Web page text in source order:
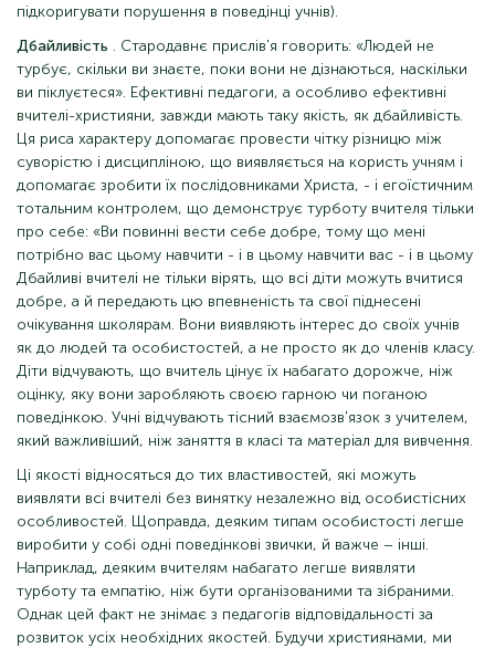
підкоригувати порушення в поведінці учнів).
Дбайливість . Стародавнє прислів'я говорить: «Людей не
турбує, скільки ви знаєте, поки вони не дізнаються, наскільки
ви піклуєтеся». Ефективні педагоги, а особливо ефективні
вчителі-християни, завжди мають таку якість, як дбайливість.
Ця риса характеру допомагає провести чітку різницю між
суворістю і дисципліною, що виявляється на користь учням і
допомагає зробити їх послідовниками Христа, - і егоїстичним
тотальним контролем, що демонструє турботу вчителя тільки
про себе: «Ви повинні вести себе добре, тому що мені
потрібно вас цьому навчити - і в цьому навчити вас - і в цьому
Дбайливі вчителі не тільки вірять, що всі діти можуть вчитися
добре, а й передають цю впевненість та свої піднесені
очікування школярам. Вони виявляють інтерес до своїх учнів
як до людей та особистостей, а не просто як до членів класу.
Діти відчувають, що вчитель цінує їх набагато дорожче, ніж
оцінку, яку вони заробляють своєю гарною чи поганою
поведінкою. Учні відчувають тісний взаємозв'язок з учителем,
який важливіший, ніж заняття в класі та матеріал для вивчення.
Ці якості відносяться до тих властивостей, які можуть
виявляти всі вчителі без винятку незалежно від особистісних
особливостей. Щоправда, деяким типам особистості легше
виробити у собі одні поведінкові звички, й важче – інші.
Наприклад, деяким вчителям набагато легше виявляти
турботу та емпатію, ніж бути організованими та зібраними.
Однак цей факт не знімає з педагогів відповідальності за
розвиток усіх необхідних якостей. Будучи християнами, ми